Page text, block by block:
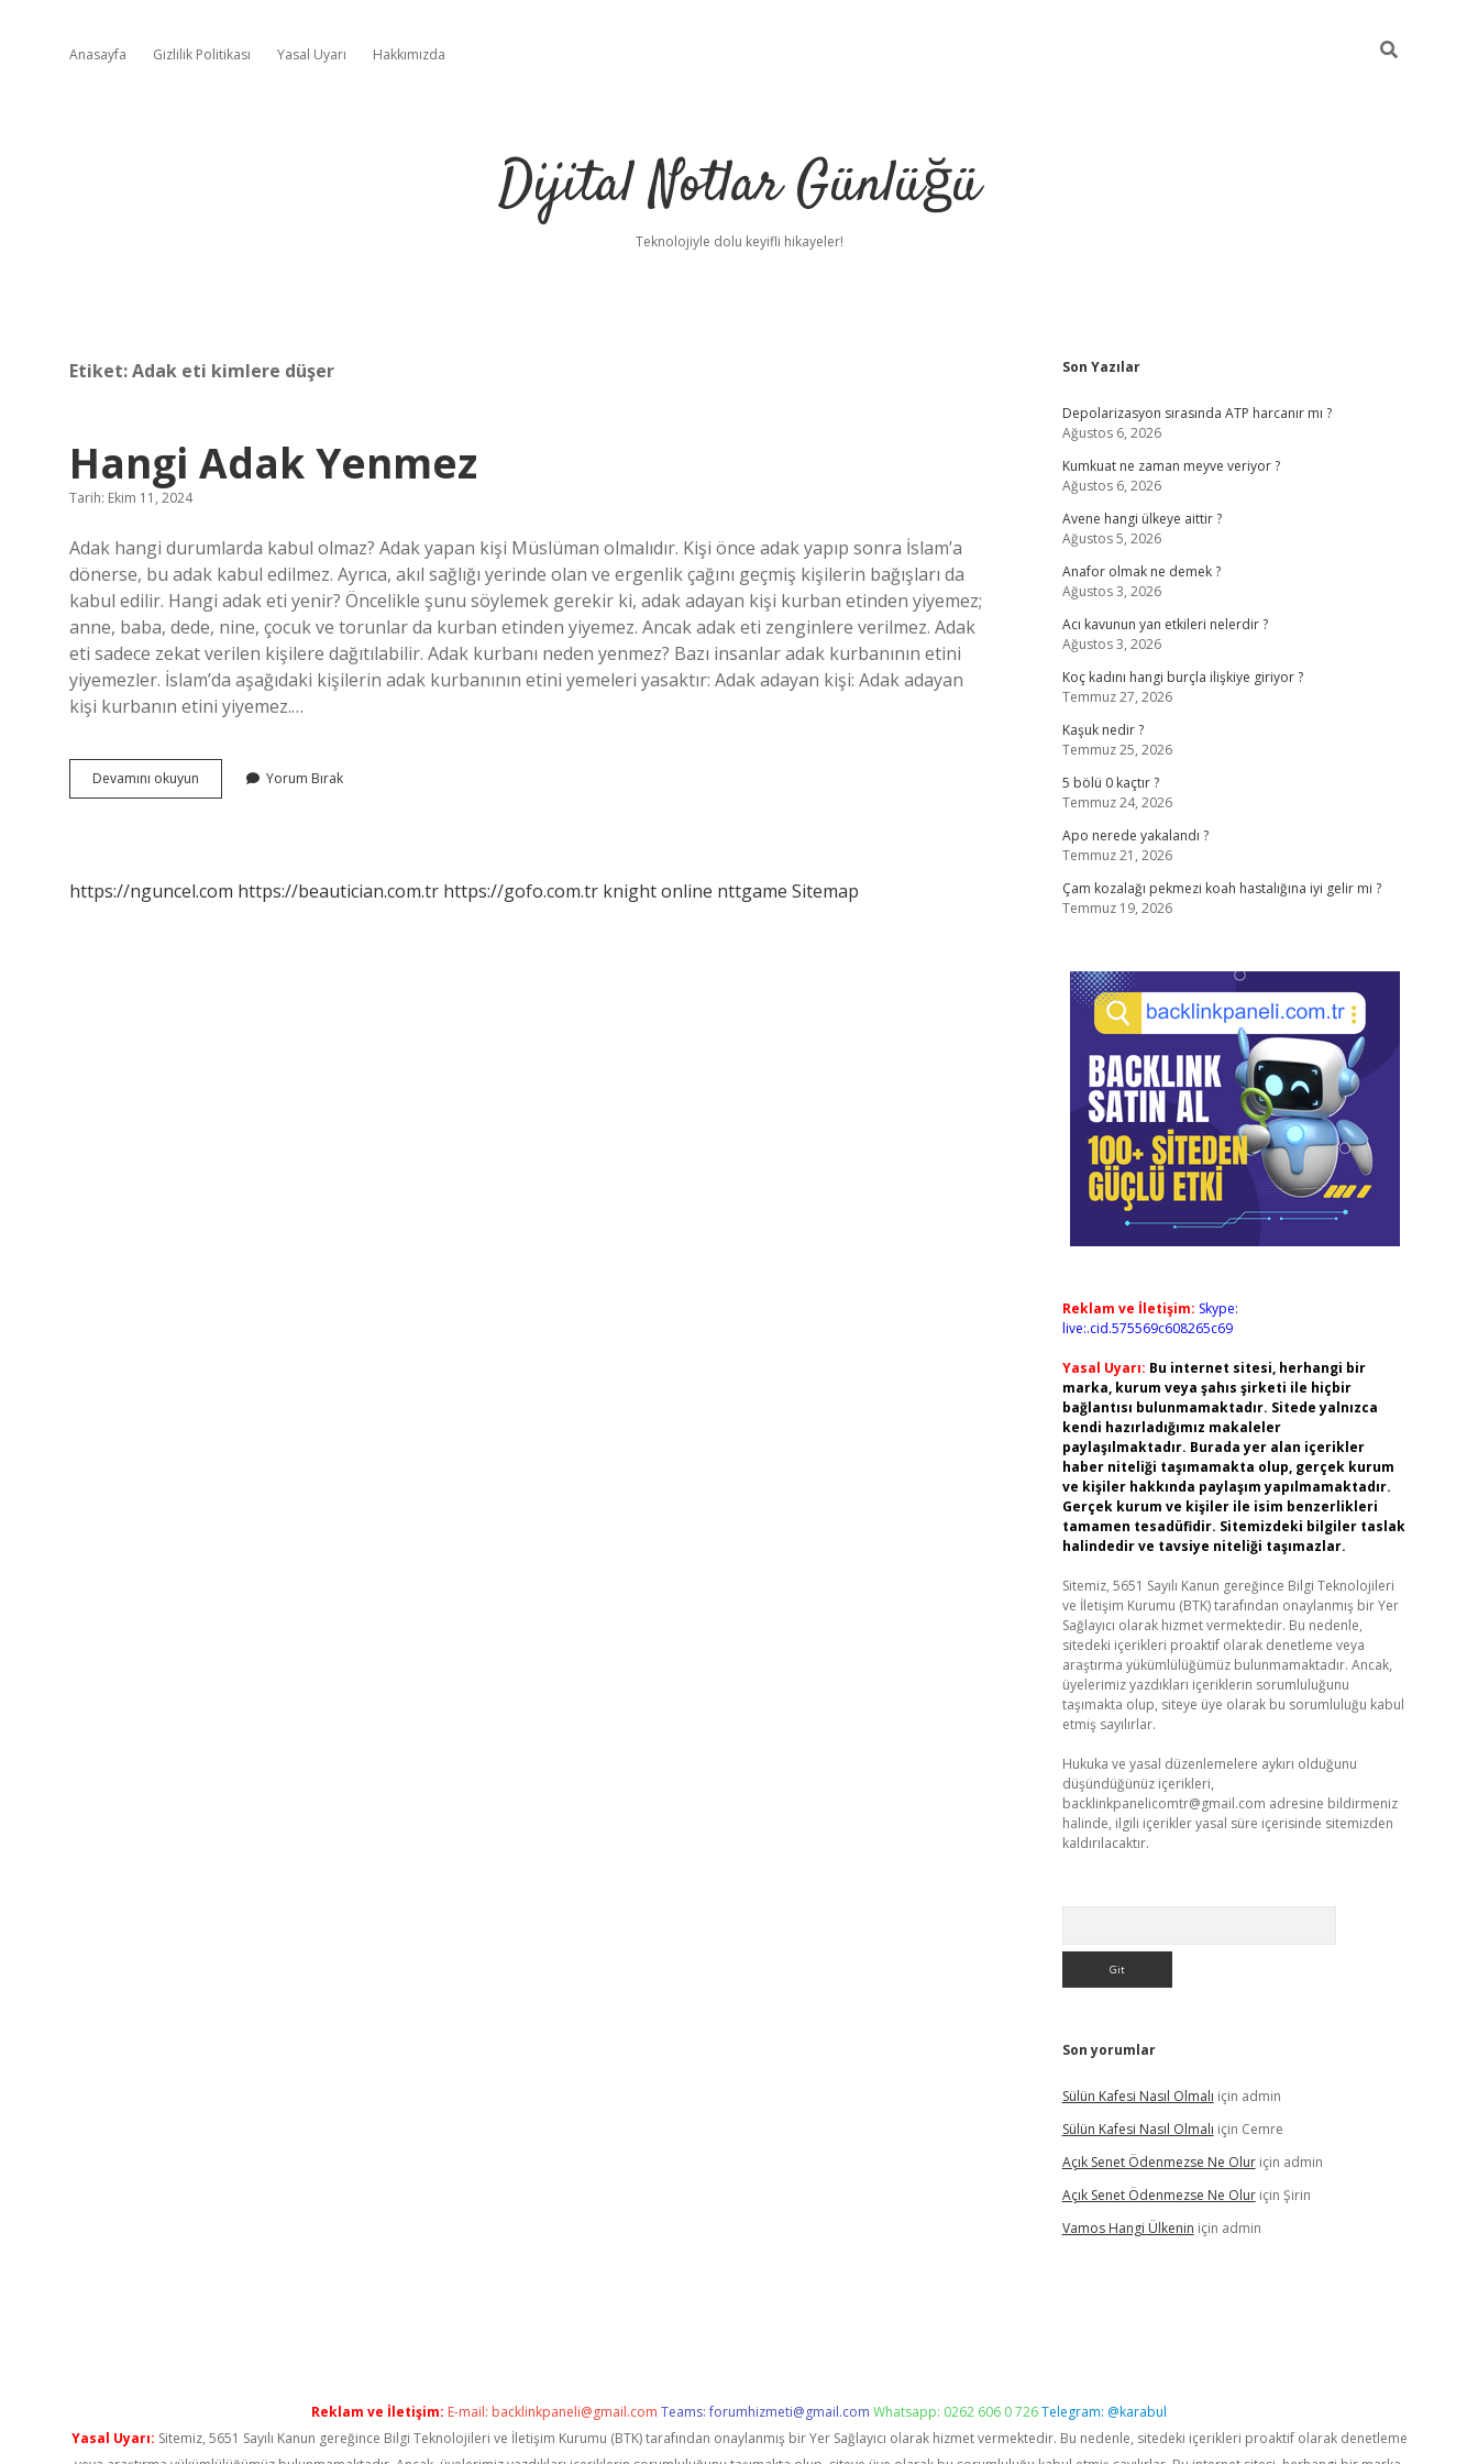
Anasayfa Gizlilik Politikası Yasal Uyarı Hakkımızda
Dijital Notlar Günlüğü
Teknolojiyle dolu keyifli hikayeler!
Etiket:Adak eti kimlere düşer
Hangi Adak Yenmez
Tarih: Ekim 11, 2024
Adak hangi durumlarda kabul olmaz? Adak yapan kişi Müslüman olmalıdır. Kişi önce adak yapıp sonra İslam’a
dönerse, bu adak kabul edilmez. Ayrıca, akıl sağlığı yerinde olan ve ergenlik çağını geçmiş kişilerin bağışları da
kabul edilir. Hangi adak eti yenir? Öncelikle şunu söylemek gerekir ki, adak adayan kişi kurban etinden yiyemez;
anne, baba, dede, nine, çocuk ve torunlar da kurban etinden yiyemez. Ancak adak eti zenginlere verilmez. Adak
eti sadece zekat verilen kişilere dağıtılabilir. Adak kurbanı neden yenmez? Bazı insanlar adak kurbanının etini
yiyemezler. İslam’da aşağıdaki kişilerin adak kurbanının etini yemeleri yasaktır: Adak adayan kişi: Adak adayan
kişi kurbanın etini yiyemez.…
Devamını okuyun
Adak
Yorum Bırak
https://nguncel.com https://beautician.com.tr https://gofo.com.tr knight online nttgame Sitemap
Sidebar
Son Yazılar
Depolarizasyon sırasında ATP harcanır mı ?
Ağustos 6, 2026
Kumkuat ne zaman meyve veriyor ?
Ağustos 6, 2026
Avene hangi ülkeye aittir ?
Ağustos 5, 2026
Anafor olmak ne demek ?
Ağustos 3, 2026
Acı kavunun yan etkileri nelerdir ?
Ağustos 3, 2026
Koç kadını hangi burçla ilişkiye giriyor ?
Temmuz 27, 2026
Kaşuk nedir ?
Temmuz 25, 2026
5 bölü 0 kaçtır ?
Temmuz 24, 2026
Apo nerede yakalandı ?
Temmuz 21, 2026
Çam kozalağı pekmezi koah hastalığına iyi gelir mi ?
Temmuz 19, 2026
Reklam ve İletişim: Skype:
live:.cid.575569c608265c69
Yasal Uyarı: Bu internet sitesi, herhangi bir
marka, kurum veya şahıs şirketi ile hiçbir
bağlantısı bulunmamaktadır. Sitede yalnızca
kendi hazırladığımız makaleler
paylaşılmaktadır. Burada yer alan içerikler
haber niteliği taşımamakta olup, gerçek kurum
ve kişiler hakkında paylaşım yapılmamaktadır.
Gerçek kurum ve kişiler ile isim benzerlikleri
tamamen tesadüfidir. Sitemizdeki bilgiler taslak
halindedir ve tavsiye niteliği taşımazlar.
Sitemiz, 5651 Sayılı Kanun gereğince Bilgi Teknolojileri
ve İletişim Kurumu (BTK) tarafından onaylanmış bir Yer
Sağlayıcı olarak hizmet vermektedir. Bu nedenle,
sitedeki içerikleri proaktif olarak denetleme veya
araştırma yükümlülüğümüz bulunmamaktadır. Ancak,
üyelerimiz yazdıkları içeriklerin sorumluluğunu
taşımakta olup, siteye üye olarak bu sorumluluğu kabul
etmiş sayılırlar.
Hukuka ve yasal düzenlemelere aykırı olduğunu
düşündüğünüz içerikleri,
backlinkpanelicomtr@gmail.com adresine bildirmeniz
halinde, ilgili içerikler yasal süre içerisinde sitemizden
kaldırılacaktır.
Son yorumlar
Sülün Kafesi Nasıl Olmalı için admin
Sülün Kafesi Nasıl Olmalı için Cemre
Açık Senet Ödenmezse Ne Oluriçin admin
Açık Senet Ödenmezse Ne Oluriçin Şirin
Vamos Hangi Ülkenin için admin
Reklam ve İletişim: E-mail: backlinkpaneli@gmail.com Teams:forumhizmeti@gmail.com Whatsapp: 0262 606 0 726Telegram: @karabul
Yasal Uyarı: Sitemiz, 5651 Sayılı Kanun gereğince Bilgi Teknolojileri ve İletişim Kurumu (BTK) tarafından onaylanmış bir Yer Sağlayıcı olarak hizmet vermektedir. Bu nedenle, sitedeki içerikleri proaktif olarak denetleme